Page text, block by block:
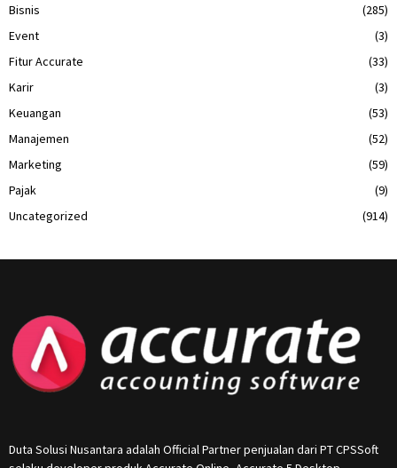
Bisnis
(285)
Event
(3)
Fitur Accurate
(33)
Karir
(3)
Keuangan
(53)
Manajemen
(52)
Marketing
(59)
Pajak
(9)
Uncategorized
(914)
Duta Solusi Nusantara adalah Official Partner penjualan dari PT CPSSoft